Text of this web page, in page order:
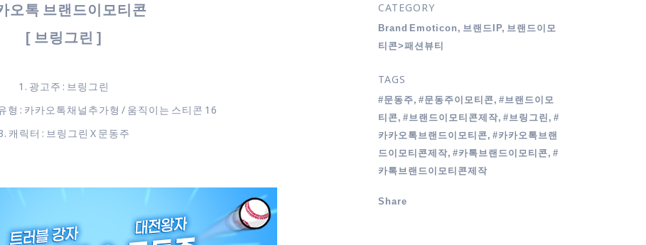
오톡 브랜드이모티콘
[ 브링그린 ]
1. 광고주 : 브링그린
형 : 카카오톡채널추가형 / 움직이는 스티콘 16
캐릭터 : 브링그린 X 문동주
CATEGORY
Brand Emoticon, 브랜드IP, 브랜드이모
티콘>패션뷰티
TAGS
#문동주, #문동주이모티콘, #브랜드이모
티콘, #브랜드이모티콘제작, #브링그린, #
카카오톡브랜드이모티콘, #카카오톡브랜
드이모티콘제작, #카톡브랜드이모티콘, #
카톡브랜드이모티콘제작
Share